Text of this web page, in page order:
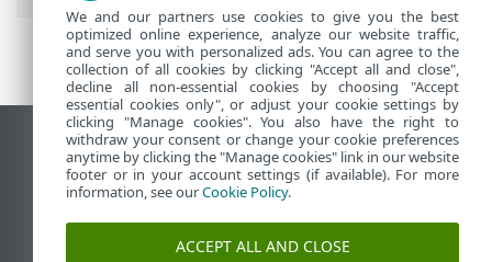
Ver site para desktop
End of Life
Base de conhecimento ESET
Fórum ESET
We and our partners use cookies to give you the best
optimized online experience, analyze our website traffic,
and serve you with personalized ads. You can agree to the
collection of all cookies by clicking "Accept all and close",
decline all non-essential cookies by choosing "Accept
essential cookies only", or adjust your cookie settings by
clicking "Manage cookies". You also have the right to
withdraw your consent or change your cookie preferences
anytime by clicking the "Manage cookies" link in our website
footer or in your account settings (if available). For more
information, see ourCookie Policy.
ACCEPT ALL AND CLOSE